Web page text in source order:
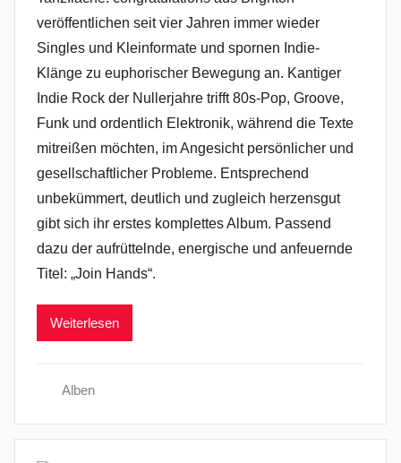
veröffentlichen seit vier Jahren immer wieder
Singles und Kleinformate und spornen Indie-
Klänge zu euphorischer Bewegung an. Kantiger
Indie Rock der Nullerjahre trifft 80s-Pop, Groove,
Funk und ordentlich Elektronik, während die Texte
mitreißen möchten, im Angesicht persönlicher und
gesellschaftlicher Probleme. Entsprechend
unbekümmert, deutlich und zugleich herzensgut
gibt sich ihr erstes komplettes Album. Passend
dazu der aufrüttelnde, energische und anfeuernde
Titel: „Join Hands“.
Weiterlesen
Alben